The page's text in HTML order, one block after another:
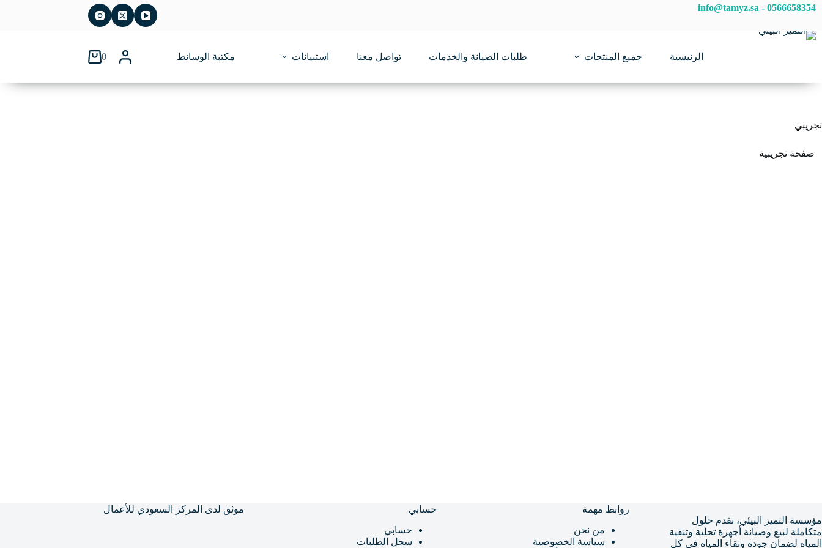
التجاوز
المحتوى
info@tamyz.sa - 0566658354
الرئيسية جميع المنتجات طلبات الصيانة والخدمات تواصل معنا استبيانات مكتبة الوسائط
عربة
0
تجريبي
صفحة تجريبية
مؤسسة التميز البيئي، نقدم حلول
متكاملة لبيع وصيانة أجهزة تحلية وتنقية
المياه لضمان جودة ونقاء المياه في كل
روابط مهمة
من نحن
سياسة الخصوصية
حسابي
حسابي
سجل الطلبات
موثق لدى المركز السعودي للأعمال